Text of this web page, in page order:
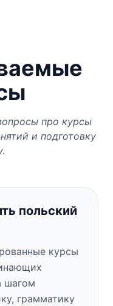
про курсы
и подготовку
польский
курсы
шагом
грамматику